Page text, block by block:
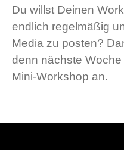
Du willst Deinen
endlich regelmäßig
Media zu posten?
denn nächste
Mini-Workshop an.